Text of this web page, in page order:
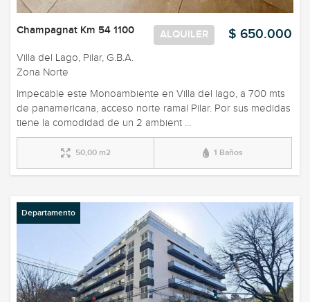
$ 650.000
ALQUILER
Champagnat Km 54 1100
Villa del Lago, Pilar, G.B.A.
Zona Norte
Impecable este Monoambiente en Villa del lago, a 700 mts
de panamericana, acceso norte ramal Pilar. Por sus medidas
tiene la comodidad de un 2 ambient ...
50,00 m2 1 Baños
Departamento